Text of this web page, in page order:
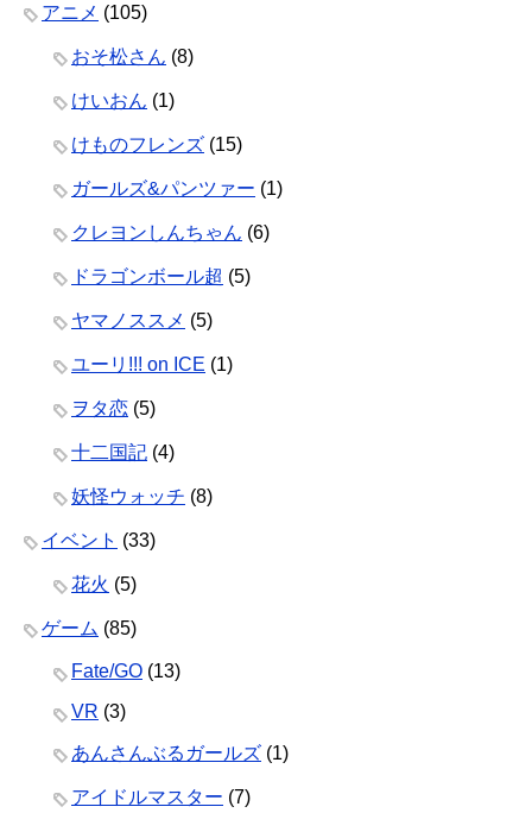
アニメ (105)
おそ松さん (8)
けいおん (1)
けものフレンズ (15)
ガールズ&パンツァー (1)
クレヨンしんちゃん (6)
ドラゴンボール超 (5)
ヤマノススメ (5)
ユーリ!!! on ICE (1)
ヲタ恋 (5)
十二国記 (4)
妖怪ウォッチ (8)
イベント (33)
花火 (5)
ゲーム (85)
Fate/GO (13)
VR (3)
あんさんぶるガールズ (1)
アイドルマスター (7)